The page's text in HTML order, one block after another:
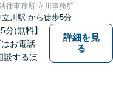
律事務所 立川事務所
立川駅 から徒歩5分
分)無料】
お電話
するほど
詳細を見
る